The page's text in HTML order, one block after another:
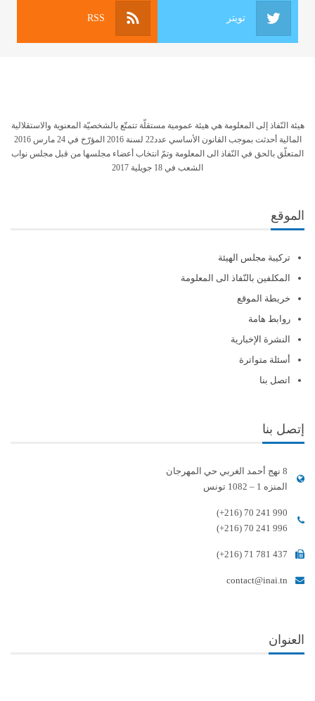
تويتر RSS
هيئة النّفاذ إلى المعلومة هي هيئة عمومية مستقلّة تتمتّع بالشخصيّة المعنوية والاستقلالية
المالية أحدثت بموجب القانون الأساسي عدد22 لسنة 2016 المؤرّخ في 24 مارس 2016
المتعلّق بالحق في النّفاذ الى المعلومة وتمّ انتخاب أعضاء مجلسها من قبل مجلس نواب
الشعب في 18 جويلية 2017
الموقع
تركيبة مجلس الهيئة
المكلفين بالنّفاذ الى المعلومة
خريطة الموقع
روابط هامة
النشرة الإخبارية
أسئلة متواترة
اتصل بنا
إتصل بنا
8 نهج أحمد الغربي حي المهرجان
المنزه 1 – 1082 تونس
(+216) 70 241 990
(+216) 70 241 996
(+216) 71 781 437
contact@inai.tn
العنوان